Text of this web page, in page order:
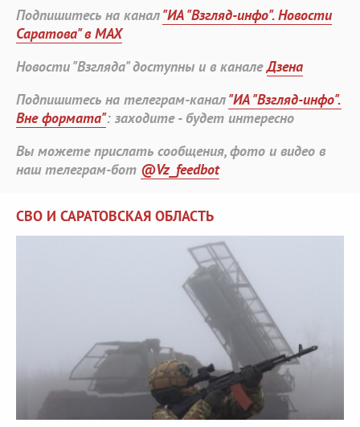
Подпишитесь на канал"ИА "Взгляд-инфо". Новости
Саратова" в MAX
Новости "Взгляда" доступны и в каналеДзена
Подпишитесь на телеграм-канал"ИА "Взгляд-инфо".
Вне формата": заходите - будет интересно
Вы можете прислать сообщения, фото и видео в
наш телеграм-бот @Vz_feedbot
СВО И САРАТОВСКАЯ ОБЛАСТЬ